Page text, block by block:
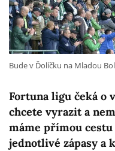
Fortuna ligu čeká o
chcete vyrazit a
máme přímou
jednotlivé zápasy a
Bude v Ďolíčku na Mladou